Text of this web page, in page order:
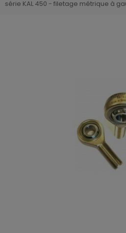
série KAL 450 - filetage métrique à